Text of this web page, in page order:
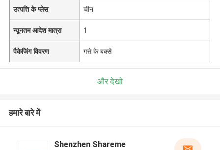
उत्पत्ति के प्लेस चीन
न्यूनतम आदेश मात्रा 1
पैकेजिंग विवरण गत्ते के बक्से
और देखो
हमारे बारे में
Shenzhen Shareme